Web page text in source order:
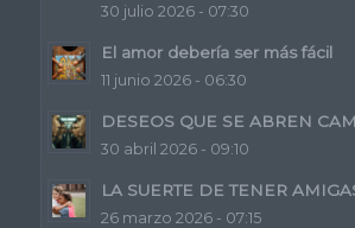
30 julio 2026 - 07:30
El amor debería ser más fácil
11 junio 2026 - 06:30
DESEOS QUE SE ABREN
30 abril 2026 - 09:10
LA SUERTE DE TENER
26 marzo 2026 - 07:15